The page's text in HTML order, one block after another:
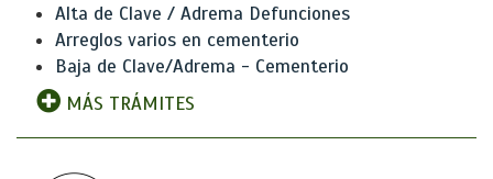
Alta de Clave / Adrema Defunciones
Arreglos varios en cementerio
Baja de Clave/Adrema - Cementerio
MÁS TRÁMITES